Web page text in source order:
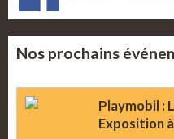
Nos prochains
Playmobil :
Exposition